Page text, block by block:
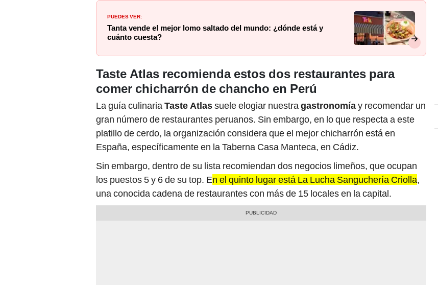
PUEDES VER:
Tanta vende el mejor lomo saltado del mundo: ¿dónde está y
cuánto cuesta?
Taste Atlas recomienda estos dos restaurantes para
comer chicharrón de chancho en Perú
La guía culinariaTaste Atlassuele elogiar nuestragastronomíay recomendar un
gran número de restaurantes peruanos. Sin embargo, en lo que respecta a este
platillo de cerdo, la organización considera que el mejor chicharrón está en
España, específicamente en la Taberna Casa Manteca, en Cádiz.
Sin embargo, dentro de su lista recomiendan dos negocios limeños, que ocupan
los puestos 5 y 6 de su top. En el quinto lugar está La Lucha Sanguchería Criolla,
una conocida cadena de restaurantes con más de 15 locales en la capital.